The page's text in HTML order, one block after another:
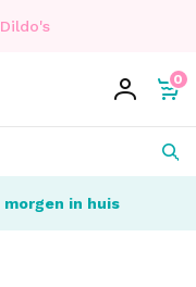
Dildo's
0
morgen in huis